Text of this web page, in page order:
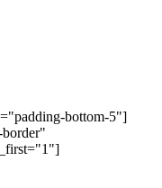
bottom-5"]